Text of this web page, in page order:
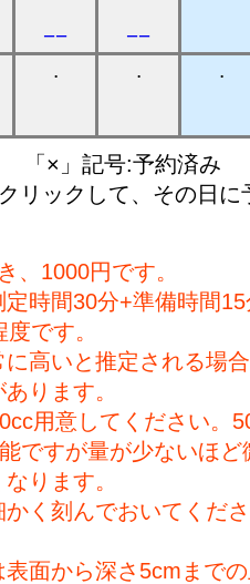
−− −−
. . .
「×」記号:予約済み
リックして、その日に
、1000円です。
時間30分+準備時間
です。
高いと推定される場
ります。
用意してください。
ですが量が少ないほど
ります。
く刻んでおいてくだ
面から深さ5cmまで